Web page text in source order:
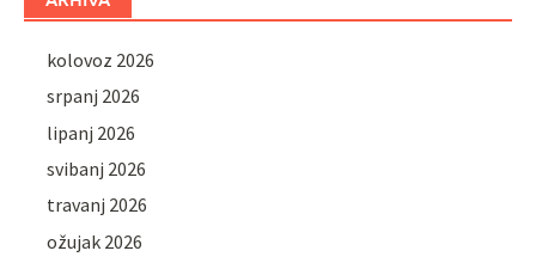
kolovoz 2026
srpanj 2026
lipanj 2026
svibanj 2026
travanj 2026
ožujak 2026